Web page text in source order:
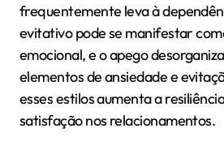
frequentemente leva à
evitativo pode se manifestar
emocional, e o apego
elementos de ansiedade e
esses estilos aumenta a
satisfação nos relacionamentos.